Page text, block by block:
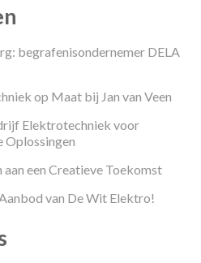
begrafenisondernemer DELA
op Maat bij Jan van Veen
Elektrotechniek voor
Oplossingen
een Creatieve Toekomst
van De Wit Elektro!